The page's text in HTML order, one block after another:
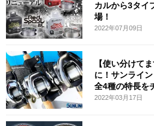
カルから3タイ
場！
2022年07月09日
【使い分けて
に！サンライ
全4種の特長を
2022年03月17日